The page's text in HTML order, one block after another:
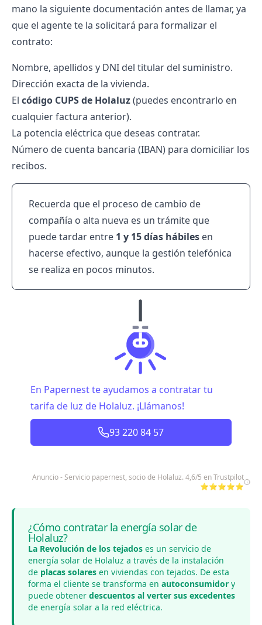
mano la siguiente documentación antes de llamar, ya
que el agente te la solicitará para formalizar el
contrato:
Nombre, apellidos y DNI del titular del suministro.
Dirección exacta de la vivienda.
El código CUPS de Holaluz(puedes encontrarlo en
cualquier factura anterior).
La potencia eléctrica que deseas contratar.
Número de cuenta bancaria (IBAN) para domiciliar los
recibos.
Recuerda que el proceso de cambio de
compañía o alta nueva es un trámite que
puede tardar entre 1 y 15 días hábiles en
hacerse efectivo, aunque la gestión telefónica
se realiza en pocos minutos.
En Papernest te ayudamos a contratar tu
tarifa de luz de Holaluz. ¡Llámanos!
93 220 84 57
Anuncio - Servicio papernest, socio de Holaluz. 4,6/5 en Trustpilot
⭐⭐⭐⭐⭐
¿Cómo contratar la energía solar de
Holaluz?
La Revolución de los tejados es un servicio de
energía solar de Holaluz a través de la instalación
de placas solares en viviendas con tejados. De esta
forma el cliente se transforma en autoconsumidor y
puede obtener descuentos al verter sus excedentes
de energía solar a la red eléctrica.